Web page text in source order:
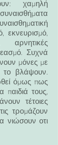
χαμηλή
αρνητικές
Συχνά
μόνες με
βλάψουν.
όμως πως
παιδιά τους,
τέτοιες
τρομάζουν
νιώσουν οτι